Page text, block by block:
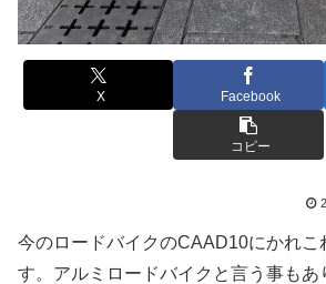
X Facebook
コピー
今のロードバイクのCAAD10にかれこ
す。アルミロードバイクと言う事もあ